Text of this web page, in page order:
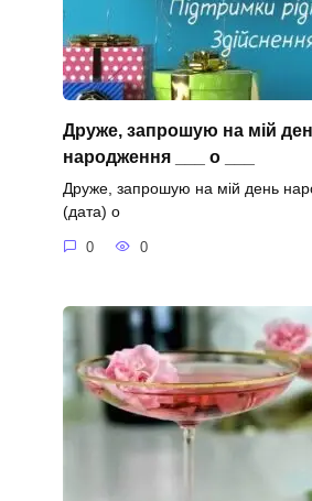
Друже, запрошую на мій
народження ___ о ___
Друже, запрошую на мій день
(дата) о
0 0